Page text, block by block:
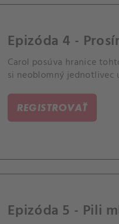
Epizóda 4 -
Carol posúva hranice
si neoblomný jednotlivec
REGISTROVAŤ
Epizóda 5 - Pili